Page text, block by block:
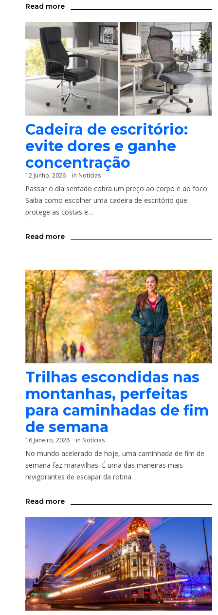
Read more
Cadeira de escritório:
evite dores e ganhe
concentração
12 Junho, 2026 in Notícias
Passar o dia sentado cobra um preço ao corpo e ao foco.
Saiba como escolher uma cadeira de escritório que
protege as costas e…
Read more
Trilhas escondidas nas
montanhas, perfeitas
para caminhadas de fim
de semana
16 Janeiro, 2026 in Notícias
No mundo acelerado de hoje, uma caminhada de fim de
semana faz maravilhas. É uma das maneiras mais
revigorantes de escapar da rotina…
Read more